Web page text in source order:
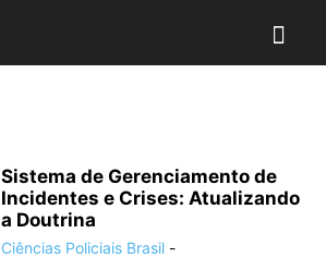
Sistema de Gerenciamento de
Incidentes e Crises: Atualizando
a Doutrina
Ciências Policiais Brasil -